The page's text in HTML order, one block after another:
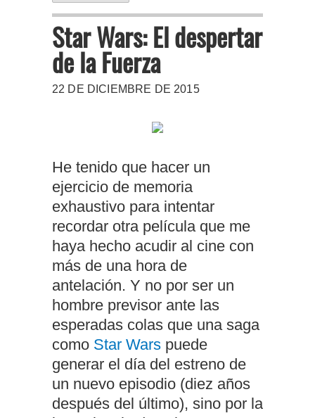
Star Wars: El despertar
de la Fuerza
22 DE DICIEMBRE DE 2015
He tenido que hacer un
ejercicio de memoria
exhaustivo para intentar
recordar otra película que me
haya hecho acudir al cine con
más de una hora de
antelación. Y no por ser un
hombre previsor ante las
esperadas colas que una saga
como Star Wars puede
generar el día del estreno de
un nuevo episodio (diez años
después del último), sino por la